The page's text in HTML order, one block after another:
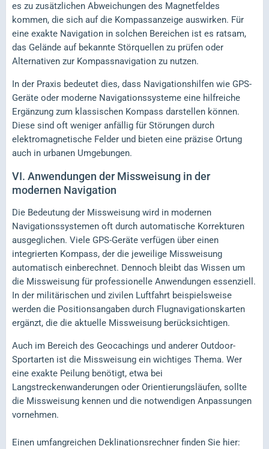
es zu zusätzlichen Abweichungen des Magnetfeldes
kommen, die sich auf die Kompassanzeige auswirken. Für
eine exakte Navigation in solchen Bereichen ist es ratsam,
das Gelände auf bekannte Störquellen zu prüfen oder
Alternativen zur Kompassnavigation zu nutzen.
In der Praxis bedeutet dies, dass Navigationshilfen wie GPS-
Geräte oder moderne Navigationssysteme eine hilfreiche
Ergänzung zum klassischen Kompass darstellen können.
Diese sind oft weniger anfällig für Störungen durch
elektromagnetische Felder und bieten eine präzise Ortung
auch in urbanen Umgebungen.
VI. Anwendungen der Missweisung in der
modernen Navigation
Die Bedeutung der Missweisung wird in modernen
Navigationssystemen oft durch automatische Korrekturen
ausgeglichen. Viele GPS-Geräte verfügen über einen
integrierten Kompass, der die jeweilige Missweisung
automatisch einberechnet. Dennoch bleibt das Wissen um
die Missweisung für professionelle Anwendungen essenziell.
In der militärischen und zivilen Luftfahrt beispielsweise
werden die Positionsangaben durch Flugnavigationskarten
ergänzt, die die aktuelle Missweisung berücksichtigen.
Auch im Bereich des Geocachings und anderer Outdoor-
Sportarten ist die Missweisung ein wichtiges Thema. Wer
eine exakte Peilung benötigt, etwa bei
Langstreckenwanderungen oder Orientierungsläufen, sollte
die Missweisung kennen und die notwendigen Anpassungen
vornehmen.
Einen umfangreichen Deklinationsrechner finden Sie hier: